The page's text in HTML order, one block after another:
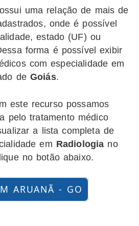
uma relação de mais de
onde é possível
estado (UF) ou
forma é possível exibir
com especialidade em
de Goiás.
este recurso possamos
pelo tratamento médico
a lista completa de
em Radiologia no
no botão abaixo.
ARUANÃ - GO